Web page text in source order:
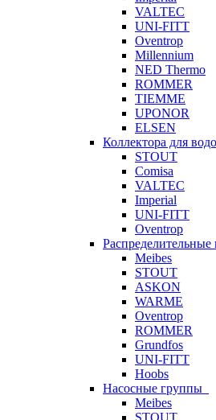
VALTEC
UNI-FITT
Oventrop
Millennium
NED Thermo
ROMMER
TIEMME
UPONOR
ELSEN
Коллектора для
STOUT
Comisa
VALTEC
Imperial
UNI-FITT
Oventrop
Распределительные
Meibes
STOUT
ASKON
WARME
Oventrop
ROMMER
Grundfos
UNI-FITT
Hoobs
Насосные группы
Meibes
STOUT